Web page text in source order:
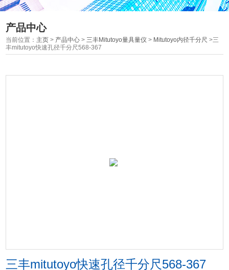
产品中心
当前位置： 主页 > 产品中心 >三丰Mitutoyo量具量仪 > Mitutoyo内径千分尺 >三
丰mitutoyo快速孔径千分尺568-367
三丰mitutoyo快速孔径千分尺568-367